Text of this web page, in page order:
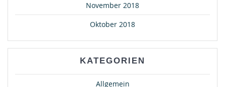
November 2018
Oktober 2018
KATEGORIEN
Allgemein